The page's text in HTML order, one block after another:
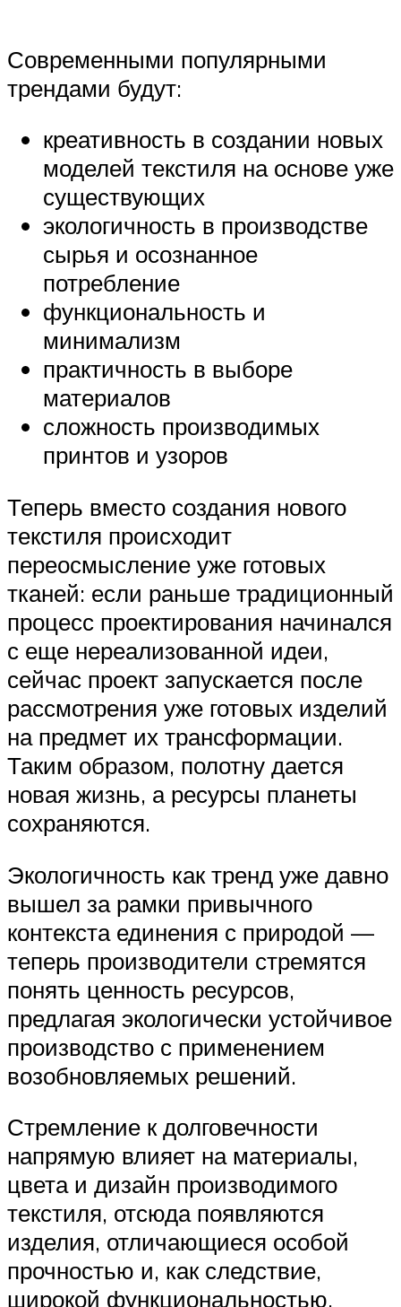
Современными популярными
трендами будут:
креативность в создании новых
моделей текстиля на основе уже
существующих
экологичность в производстве
сырья и осознанное
потребление
функциональность и
минимализм
практичность в выборе
материалов
сложность производимых
принтов и узоров
Теперь вместо создания нового
текстиля происходит
переосмысление уже готовых
тканей: если раньше традиционный
процесс проектирования начинался
с еще нереализованной идеи,
сейчас проект запускается после
рассмотрения уже готовых изделий
на предмет их трансформации.
Таким образом, полотну дается
новая жизнь, а ресурсы планеты
сохраняются.
Экологичность как тренд уже давно
вышел за рамки привычного
контекста единения с природой —
теперь производители стремятся
понять ценность ресурсов,
предлагая экологически устойчивое
производство с применением
возобновляемых решений.
Стремление к долговечности
напрямую влияет на материалы,
цвета и дизайн производимого
текстиля, отсюда появляются
изделия, отличающиеся особой
прочностью и, как следствие,
широкой функциональностью.